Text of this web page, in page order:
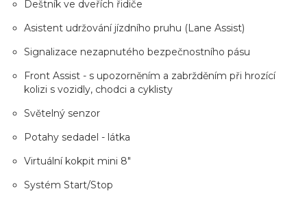
Deštník ve dveřích řidiče
Asistent udržování jízdního pruhu (Lane Assist)
Signalizace nezapnutého bezpečnostního pásu
Front Assist - s upozorněním a zabržděním při hrozící
kolizi s vozidly, chodci a cyklisty
Světelný senzor
Potahy sedadel - látka
Virtuální kokpit mini 8"
Systém Start/Stop